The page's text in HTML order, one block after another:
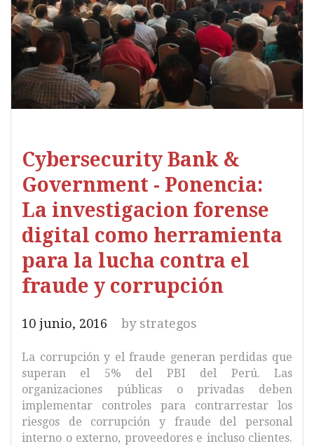
Cybersecurity Bank &
Government - Ponencia:
La investigacion forense
digital como herramienta
para la lucha contra el
fraude y corrupción
10 junio, 2016 by strategos
La corrupción y el fraude generan perdidas que
superan el 5% del PBI del Perú. Las
organizaciones públicas o privadas deben
implementar controles para contrarrestar los
riesgos de corrupción y fraude del personal
interno o externo, proveedores e incluso clientes.